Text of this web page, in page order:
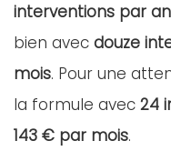
interventions par an
bien avec douze
mois. Pour une
la formule avec 24
143 € par mois.